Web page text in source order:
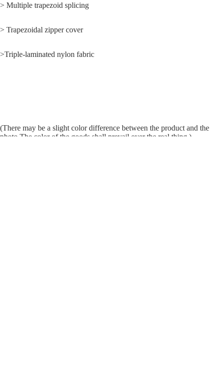
> Multiple trapezoid splicing
> Trapezoidal zipper cover
>Triple-laminated nylon fabric
(There may be a slight color difference between the product and the
photo.The color of the goods shall prevail over the real thing.)